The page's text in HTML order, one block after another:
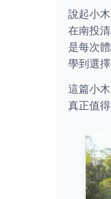
說起小
在南投
是每次
學到選
這篇小
真正值